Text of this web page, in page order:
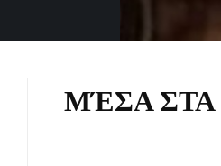
ΜΈΣΑ ΣΤΑ